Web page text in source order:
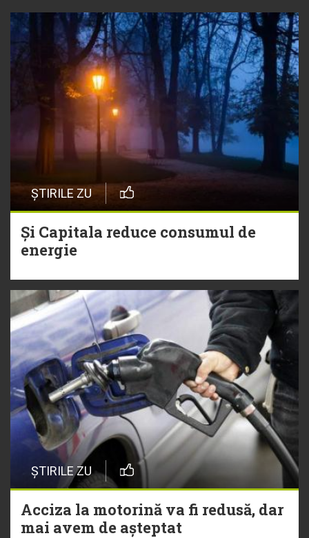
ȘTIRILE ZU
Și Capitala reduce consumul de
energie
ȘTIRILE ZU
Acciza la motorină va fi redusă, dar
mai avem de așteptat